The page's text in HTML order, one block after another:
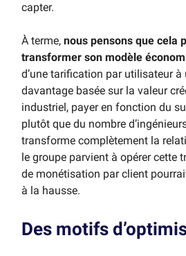
capter.
À terme, nous pensons que cela
transformer son modèle
d’une tarification par utilisateur à
davantage basée sur la valeur
industriel, payer en fonction du
plutôt que du nombre
transforme complètement la
le groupe parvient à opérer cette
de monétisation par client
à la hausse.
Des motifs